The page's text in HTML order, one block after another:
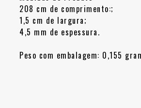
208 cm de comprimento:;
1,5 cm de largura;
4,5 mm de espessura.
Peso com embalagem: 0,155